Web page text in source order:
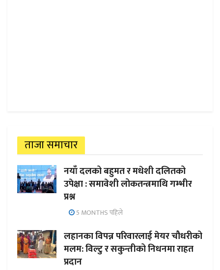
ताजा समाचार
नयाँ दलको बहुमत र मधेशी दलितको
उपेक्षा : समावेशी लोकतन्त्रमाथि गम्भीर
प्रश्न
5 MONTHS पहिले
लहानका विपन्न परिवारलाई मेयर चौधरीको
मलम: विल्टु र सकुन्तीको निधनमा राहत
प्रदान